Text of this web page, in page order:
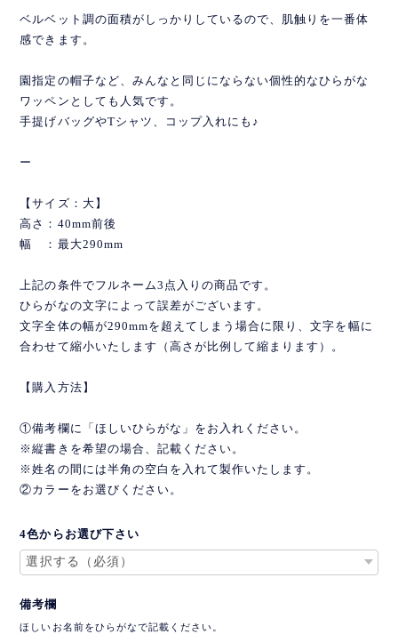
ベルベット調の面積がしっかりしているので、肌触りを一番体
感できます。
園指定の帽子など、みんなと同じにならない個性的なひらがな
ワッペンとしても人気です。
手提げバッグやTシャツ、コップ入れにも♪
ー
【サイズ：大】
高さ：40mm前後
幅 ：最大290mm
上記の条件でフルネーム3点入りの商品です。
ひらがなの文字によって誤差がございます。
文字全体の幅が290mmを超えてしまう場合に限り、文字を幅に
合わせて縮小いたします（高さが比例して縮まります）。
【購入方法】
①備考欄に「ほしいひらがな」をお入れください。
※縦書きを希望の場合、記載ください。
※姓名の間には半角の空白を入れて製作いたします。
②カラーをお選びください。
4色からお選び下さい
備考欄
ほしいお名前をひらがなで記載ください。